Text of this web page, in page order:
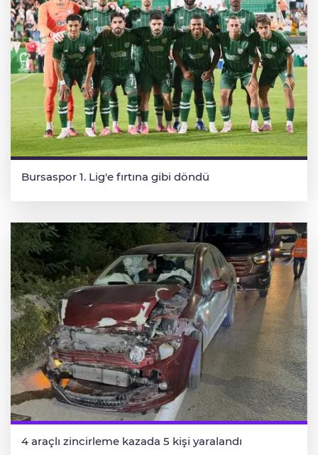
Bursaspor 1. Lig'e fırtına gibi döndü
4 araçlı zincirleme kazada 5 kişi yaralandı